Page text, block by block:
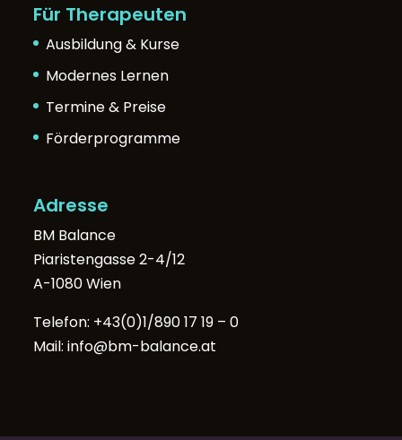
Für Therapeuten
Ausbildung & Kurse
Modernes Lernen
Termine & Preise
Förderprogramme
Adresse
BM Balance
Piaristengasse 2-4/12
A-1080 Wien
Telefon: +43(0)1/890 17 19 – 0
Mail:info@bm-balance.at